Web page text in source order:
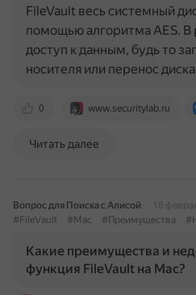
0 www.securitylab.ru
FileVault весь системный
помощью алгоритма AES. В
доступ к данным, будь то
носителя или перенос
Читать далее
Вопрос для Поиска с Алисой
18
#FileVault
#Mac #Преимущества
Какие преимущества и
функция FileVault на Mac?